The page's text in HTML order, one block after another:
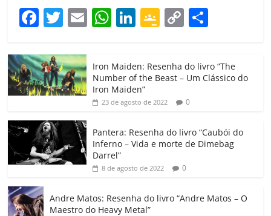
F
c
e
b
o
o
k
T
itt
er
E W
at
s
A
p
Li
e
dI
G
gl
e
Cl
a
ss
ro
o
C
p
y
Li
k
m
p
h
ar
Iron Maiden: Resenha do livro “The
Number of the Beast – Um Clássico do
Iron Maiden”
23 de agosto de 2022 0
Pantera: Resenha do livro “Caubói do
Inferno – Vida e morte de Dimebag
Darrel”
8 de agosto de 2022 0
Andre Matos: Resenha do livro “Andre Matos – O
Maestro do Heavy Metal”